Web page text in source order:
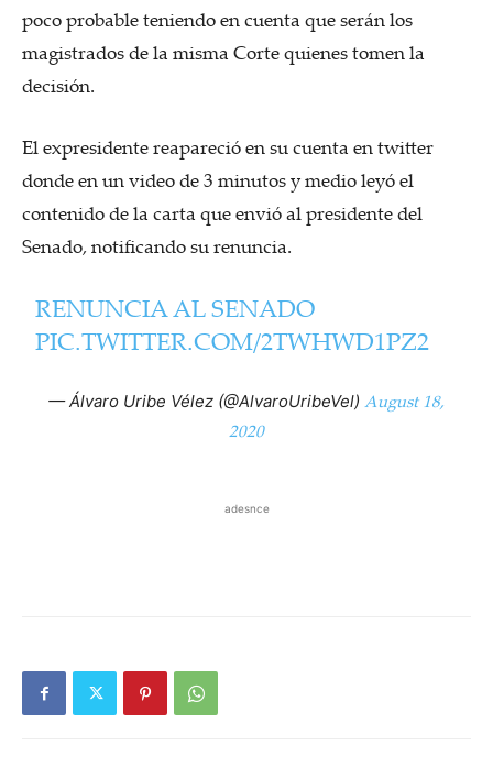
poco probable teniendo en cuenta que serán los
magistrados de la misma Corte quienes tomen la
decisión.
El expresidente reapareció en su cuenta en twitter
donde en un video de 3 minutos y medio leyó el
contenido de la carta que envió al presidente del
Senado, notificando su renuncia.
RENUNCIA AL SENADO
PIC.TWITTER.COM/2TWHWD1PZ2
— Álvaro Uribe Vélez (@AlvaroUribeVel) August 18,
2020
adesnce